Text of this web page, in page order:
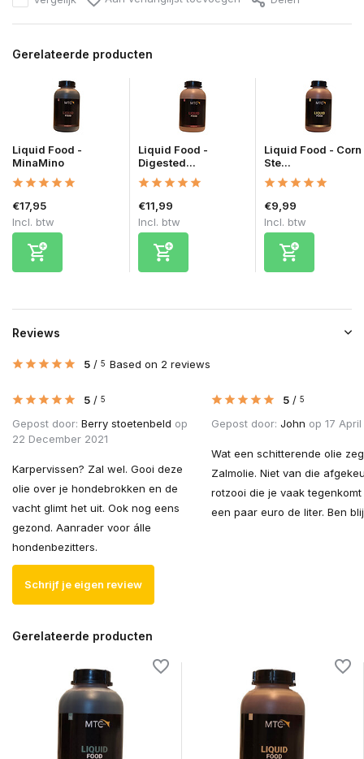
Gerelateerde producten
Liquid Food -
MinaMino
€17,95
Incl. btw
Liquid Food -
Digested...
€11,99
Incl. btw
Liquid Food - Corn
Ste...
€9,99
Incl. btw
Reviews
5 / 5 Based on 2 reviews
5 / 5
Gepost door: Berry stoetenbeld op
22 December 2021
Karpervissen? Zal wel. Gooi deze
olie over je hondebrokken en de
vacht glimt het uit. Ook nog eens
gezond. Aanrader voor álle
hondenbezitters.
5 / 5
Gepost door: John op 17 April
Wat een schitterende olie
Zalmolie. Niet van die
rotzooi die je vaak
een paar euro de liter. Ben
Schrijf je eigen review
Gerelateerde producten